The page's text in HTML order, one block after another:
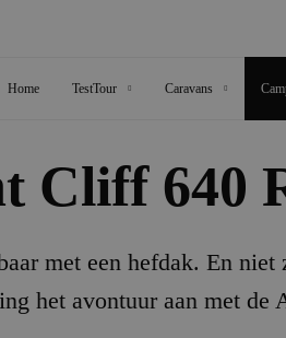
Home TestTour Caravans
Cliff 640
met een hefdak. En niet
het avontuur aan met